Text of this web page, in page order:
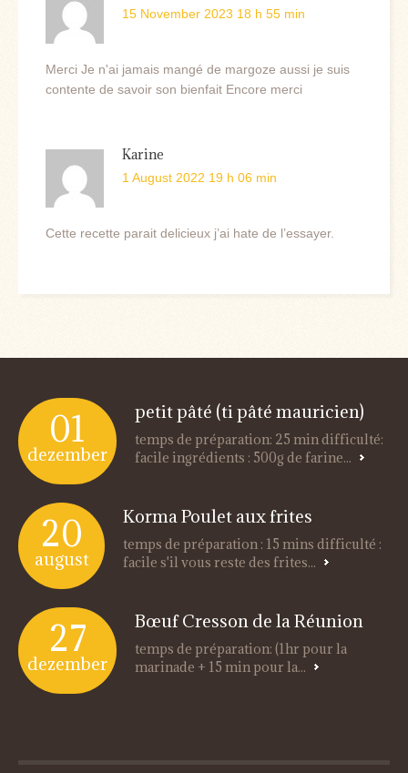
15 November 2023 18 h 55 min
Merci Je n'ai jamais mangé de margoze aussi je suis
contente de savoir son bienfait Encore merci
Karine
1 August 2022 19 h 06 min
Cette recette parait delicieux j’ai hate de l’essayer.
01
dezember
petit pâté (ti pâté mauricien)
temps de préparation: 25 min difficulté:
facile ingrédients : 500g de farine...
20
august
Korma Poulet aux frites
temps de préparation : 15 mins difficulté :
facile s'il vous reste des frites...
27
dezember
Bœuf Cresson de la Réunion
temps de préparation: (1hr pour la
marinade + 15 min pour la...